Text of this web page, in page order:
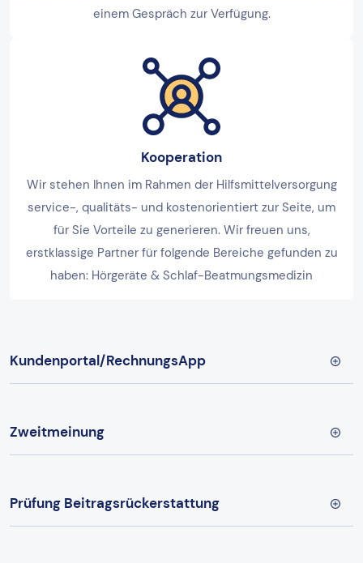
einem Gespräch zur Verfügung.
Kooperation
Wir stehen Ihnen im Rahmen der Hilfsmittelversorgung
service-, qualitäts- und kostenorientiert zur Seite, um
für Sie Vorteile zu generieren. Wir freuen uns,
erstklassige Partner für folgende Bereiche gefunden zu
haben: Hörgeräte & Schlaf-Beatmungsmedizin
Kundenportal/RechnungsApp
Zweitmeinung
Prüfung Beitragsrückerstattung